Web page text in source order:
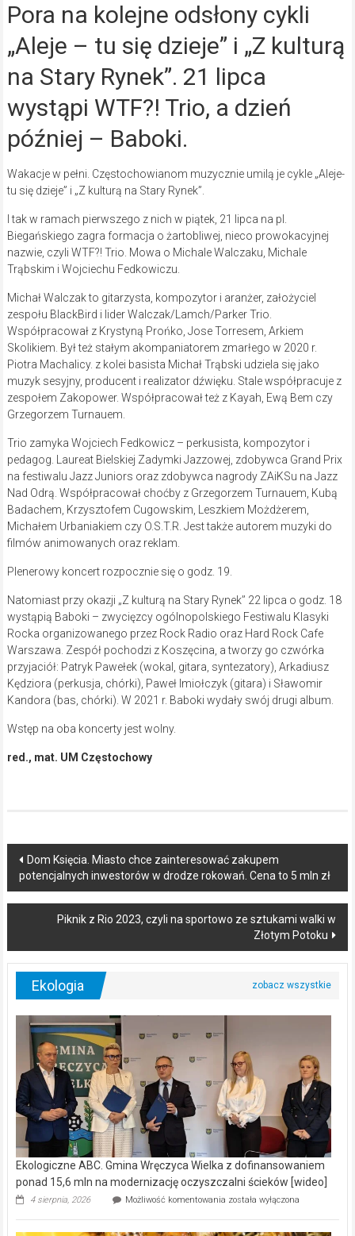
Pora na kolejne odsłony cykli
„Aleje – tu się dzieje” i „Z kulturą
na Stary Rynek”. 21 lipca
wystąpi WTF?! Trio, a dzień
później – Baboki.
Wakacje w pełni. Częstochowianom muzycznie umilą je cykle „Aleje-
tu się dzieje” i „Z kulturą na Stary Rynek”.
I tak w ramach pierwszego z nich w piątek, 21 lipca na pl.
Biegańskiego zagra formacja o żartobliwej, nieco prowokacyjnej
nazwie, czyli WTF?! Trio. Mowa o Michale Walczaku, Michale
Trąbskim i Wojciechu Fedkowiczu.
Michał Walczak to gitarzysta, kompozytor i aranżer, założyciel
zespołu BlackBird i lider Walczak/Lamch/Parker Trio.
Współpracował z Krystyną Prońko, Jose Torresem, Arkiem
Skolikiem. Był też stałym akompaniatorem zmarłego w 2020 r.
Piotra Machalicy. z kolei basista Michał Trąbski udziela się jako
muzyk sesyjny, producent i realizator dźwięku. Stale współpracuje z
zespołem Zakopower. Współpracował też z Kayah, Ewą Bem czy
Grzegorzem Turnauem.
Trio zamyka Wojciech Fedkowicz – perkusista, kompozytor i
pedagog. Laureat Bielskiej Zadymki Jazzowej, zdobywca Grand Prix
na festiwalu Jazz Juniors oraz zdobywca nagrody ZAiKSu na Jazz
Nad Odrą. Współpracował choćby z Grzegorzem Turnauem, Kubą
Badachem, Krzysztofem Cugowskim, Leszkiem Możdżerem,
Michałem Urbaniakiem czy O.S.T.R. Jest także autorem muzyki do
filmów animowanych oraz reklam.
Plenerowy koncert rozpocznie się o godz. 19.
Natomiast przy okazji „Z kulturą na Stary Rynek’’ 22 lipca o godz. 18
wystąpią Baboki – zwycięzcy ogólnopolskiego Festiwalu Klasyki
Rocka organizowanego przez Rock Radio oraz Hard Rock Cafe
Warszawa. Zespół pochodzi z Koszęcina, a tworzy go czwórka
przyjaciół: Patryk Pawełek (wokal, gitara, syntezatory), Arkadiusz
Kędziora (perkusja, chórki), Paweł Imiołczyk (gitara) i Sławomir
Kandora (bas, chórki). W 2021 r. Baboki wydały swój drugi album.
Wstęp na oba koncerty jest wolny.
red., mat. UM Częstochowy
Post
navigation
Dom Księcia. Miasto chce zainteresować zakupem
potencjalnych inwestorów w drodze rokowań. Cena to 5 mln zł
Piknik z Rio 2023, czyli na sportowo ze sztukami walki w
Złotym Potoku
Ekologia
Ekologiczne ABC. Gmina Wręczyca Wielka z dofinansowaniem
ponad 15,6 mln na modernizację oczyszczalni ścieków [wideo]
4 sierpnia, 2026 Możliwość komentowania Ekologiczne
została wyłączona